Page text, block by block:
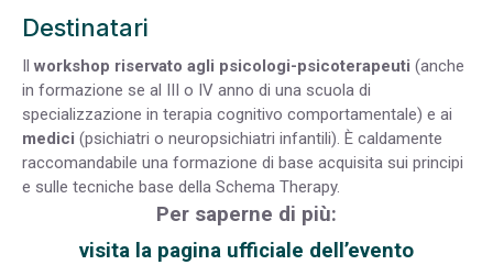
Destinatari
workshop riservato agli psicologi-psicoterapeuti (anche
in formazione se al III o IV anno di una scuola di
specializzazione in terapia cognitivo comportamentale) e ai
medici (psichiatri o neuropsichiatri infantili). È caldamente
raccomandabile una formazione di base acquisita sui principi
e sulle tecniche base della Schema Therapy.
Per saperne di più:
visita la pagina ufficiale dell’evento